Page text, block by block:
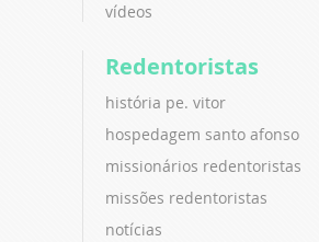
vídeos
Redentoristas
história pe. vitor
hospedagem santo afonso
missionários redentoristas
missões redentoristas
notícias